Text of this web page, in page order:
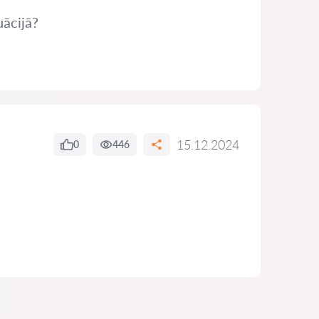
0 446 15.12.2024